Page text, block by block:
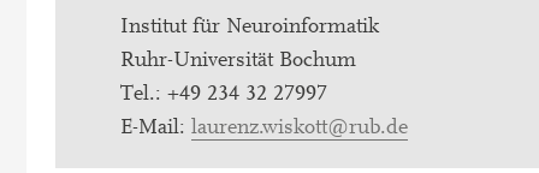
Institut für Neuroinformatik
Ruhr-Universität Bochum
Tel.: +49 234 32 27997
E-Mail: laurenz.wiskott@rub.de